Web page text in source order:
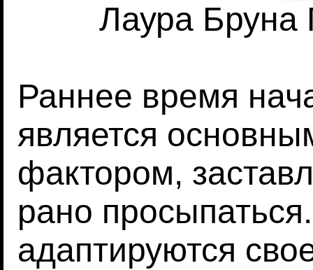
Лаура
Раннее время
является
фактором,
рано
адаптируются